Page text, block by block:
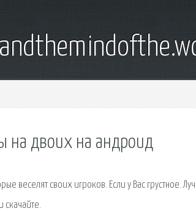
на двоих на андроид
веселят своих игроков. Если у Вас грустное.
скачайте.